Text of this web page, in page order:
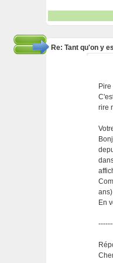
Re: Tant qu'on y
rire
En